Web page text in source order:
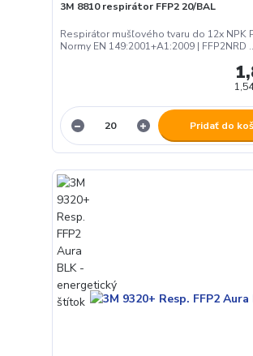
3M 8810 respirátor FFP2 20/BAL
Respirátor mušľového tvaru do 12x NPK
Normy EN 149:2001+A1:2009 | FFP2NRD
Pridať do
Používame cookies aby sme skvalitnili služby.
stránky súhlasíte s ukladaním cookies.
Nastavenia